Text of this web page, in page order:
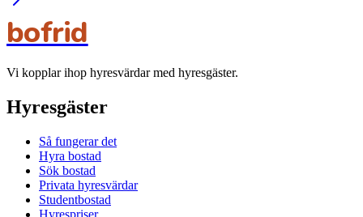
bofrid
Vi kopplar ihop hyresvärdar med hyresgäster.
Hyresgäster
Så fungerar det
Hyra bostad
Sök bostad
Privata hyresvärdar
Studentbostad
Hyrespriser